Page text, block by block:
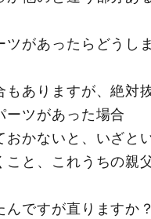
があったらどうし
ありますが、絶対
ーツがあった場合
かないと、いざと
と、これうちの親
ですが直りますか